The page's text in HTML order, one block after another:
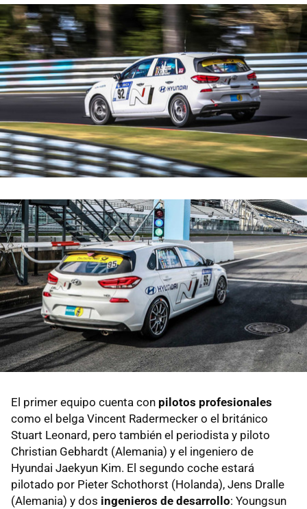
El primer equipo cuenta con pilotos profesionales
como el belga Vincent Radermecker o el británico
Stuart Leonard, pero también el periodista y piloto
Christian Gebhardt (Alemania) y el ingeniero de
Hyundai Jaekyun Kim. El segundo coche estará
pilotado por Pieter Schothorst (Holanda), Jens Dralle
(Alemania) y dos ingenieros de desarrollo: Youngsun